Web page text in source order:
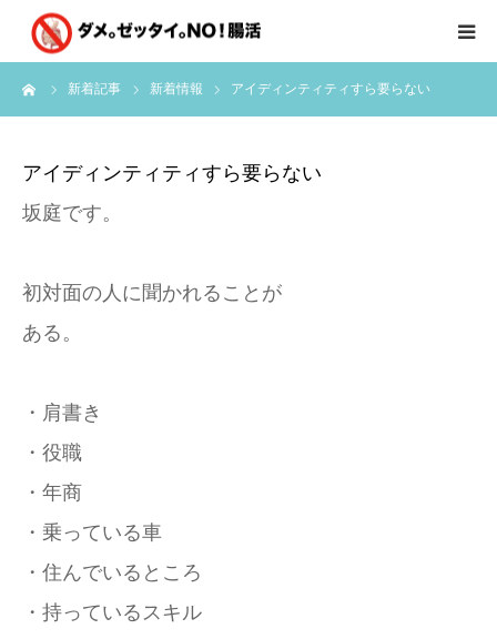
新着記事 新着情報 アイディンティティすら要らない
アイディンティティすら要らない
坂庭です。
初対面の人に聞かれることが
ある。
・肩書き
・役職
・年商
・乗っている車
・住んでいるところ
・持っているスキル
はじめに
個別コンサルのご感想
会員限定お茶会
講師実績